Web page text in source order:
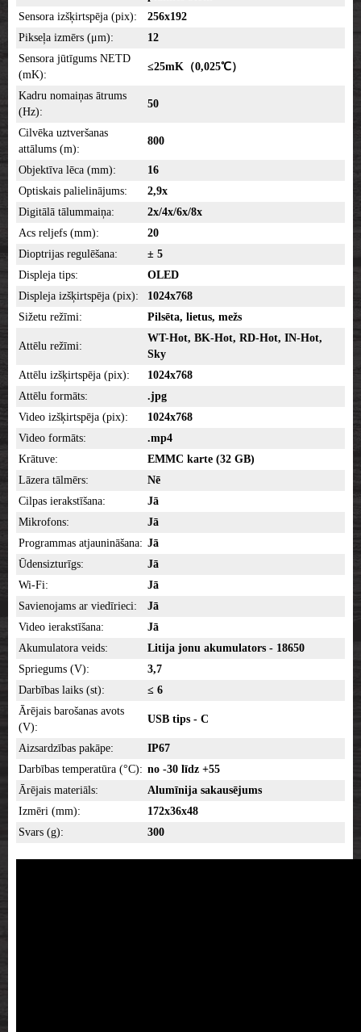
Sensora izšķirtspēja (pix):
256x192
Pikseļa izmērs (μm):
12
Sensora jūtīgums NETD
(mK):
≤25mK（0,025℃）
Kadru nomaiņas ātrums
(Hz):
50
Cilvēka uztveršanas
attālums (m):
800
Objektīva lēca (mm):
16
Optiskais palielinājums:
2,9x
Digitālā tālummaiņa:
2x/4x/6x/8x
Acs reljefs (mm):
20
Dioptrijas regulēšana:
± 5
Displeja tips:
OLED
Displeja izšķirtspēja (pix):
1024x768
Sižetu režīmi:
Pilsēta, lietus, mežs
Attēlu režīmi:
WT-Hot, BK-Hot, RD-Hot, IN-Hot,
Sky
Attēlu izšķirtspēja (pix):
1024x768
Attēlu formāts:
.jpg
Video izšķirtspēja (pix):
1024x768
Video formāts:
.mp4
Krātuve:
EMMC karte (32 GB)
Lāzera tālmērs:
Nē
Cilpas ierakstīšana:
Jā
Mikrofons:
Jā
Programmas atjaunināšana: Jā
Ūdensizturīgs:
Jā
Wi-Fi:
Jā
Savienojams ar viedīrieci:
Jā
Video ierakstīšana:
Jā
Akumulatora veids:
Litija jonu akumulators - 18650
Spriegums (V):
3,7
Darbības laiks (st):
≤ 6
Ārējais barošanas avots
(V):
USB tips - C
Aizsardzības pakāpe:
IP67
Darbības temperatūra (°C): no -30 līdz +55
Ārējais materiāls:
Alumīnija sakausējums
Izmēri (mm):
172x36x48
Svars (g):
300